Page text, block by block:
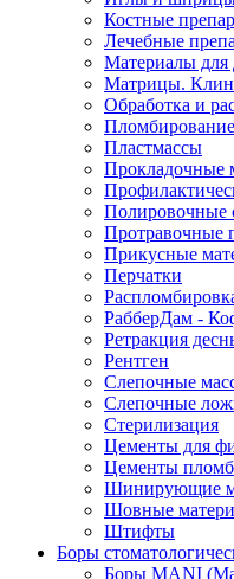
Костные
Лечебные
Материалы для
Матрицы.
Обработка и
Пластмассы
Прокладочные
Полировочные
Протравочные
Прикусные
Перчатки
РабберДам -
Ретракция
Рентген
Слепочные
Слепочные
Стерилизация
Цементы для
Цементы
Шинирующие
Шовные
Штифты
Боры
Боры MANI